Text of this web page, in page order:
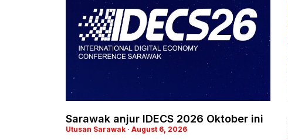
Sarawak anjur IDECS 2026 Oktober ini
Utusan Sarawak August 6, 2026